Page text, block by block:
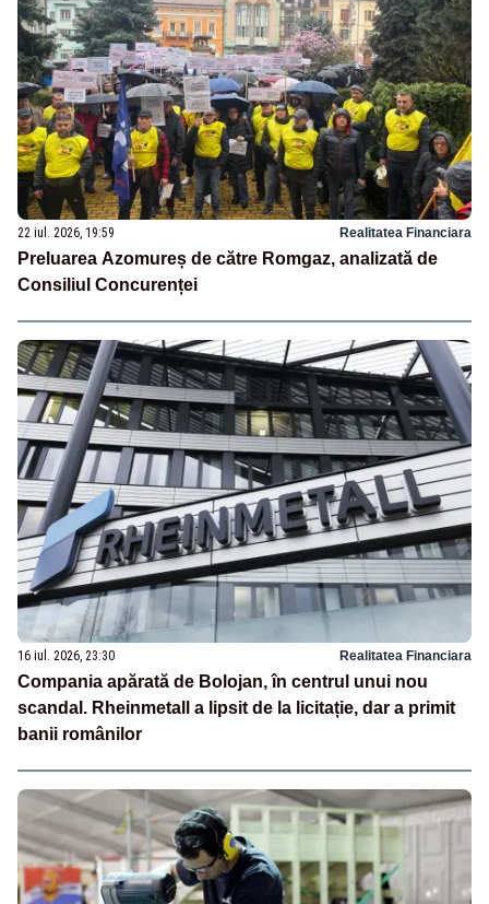
22 iul. 2026, 19:59 Realitatea Financiara
Preluarea Azomureș de către Romgaz, analizată de
Consiliul Concurenței
16 iul. 2026, 23:30 Realitatea Financiara
Compania apărată de Bolojan, în centrul unui nou
scandal. Rheinmetall a lipsit de la licitație, dar a primit
banii românilor